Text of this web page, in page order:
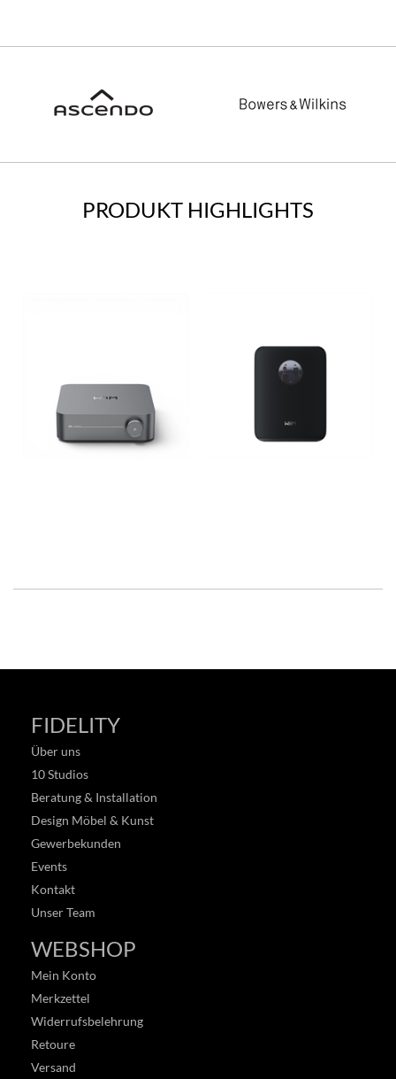
PRODUKT HIGHLIGHTS
FIDELITY
Über uns
10 Studios
Beratung & Installation
Design Möbel & Kunst
Gewerbekunden
Events
Kontakt
Unser Team
WEBSHOP
Mein Konto
Merkzettel
Widerrufsbelehrung
Retoure
Versand